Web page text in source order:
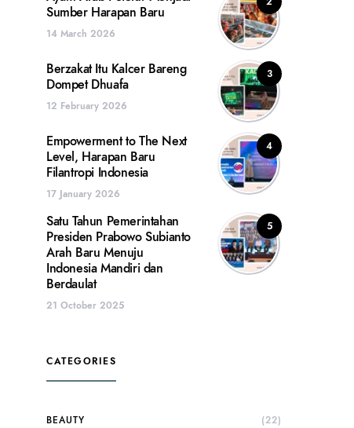
Sumber Harapan Baru
14 March 2026
3
Berzakat Itu Kalcer Bareng
Dompet Dhuafa
12 February 2026
4
Empowerment to The Next
Level, Harapan Baru
Filantropi Indonesia
17 January 2026
5
Satu Tahun Pemerintahan
Presiden Prabowo Subianto
Arah Baru Menuju
Indonesia Mandiri dan
Berdaulat
21 October 2025
CATEGORIES
BEAUTY (22)